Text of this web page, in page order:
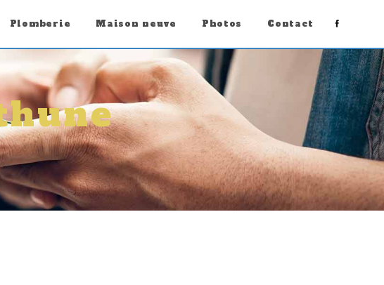
Plomberie Maison neuve Photos Contact